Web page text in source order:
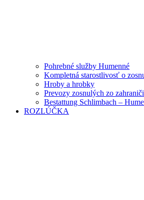
Pohrebné služby Humenné
Kompletná starostlivosť o
Hroby a hrobky
Prevozy zosnulých zo
Bestattung Schlimbach –
ROZLÚČKA